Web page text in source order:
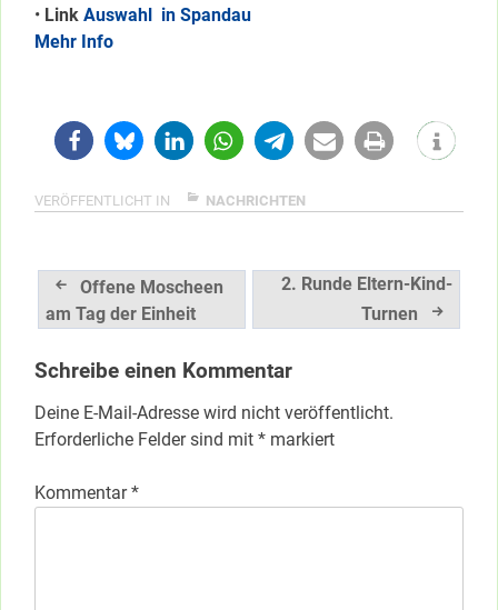
• Link Auswahl in Spandau
Mehr Info
VERÖFFENTLICHT IN NACHRICHTEN
Beitragsnavigation
Offene Moscheen
am Tag der Einheit
2. Runde Eltern-Kind-
Turnen
Schreibe einen Kommentar
Deine E-Mail-Adresse wird nicht veröffentlicht.
Erforderliche Felder sind mit * markiert
Kommentar*